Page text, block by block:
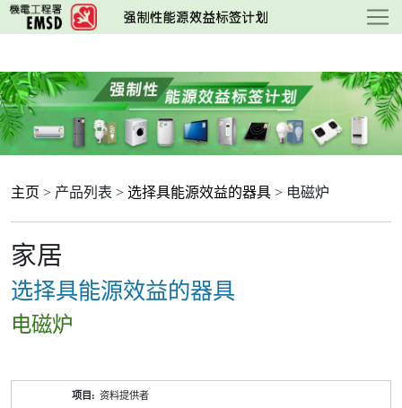
跳
至
要
内
容
主页 > 产品列表 > 选择具能源效益的器具 > 电磁炉
家居
选择具能源效益的器具
电磁炉
资料提供者